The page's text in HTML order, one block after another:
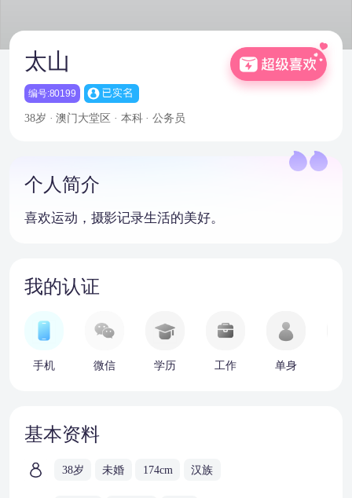
太山
编号:80199
38岁 · 澳门大堂区 · 本科 · 公务员
个人简介
喜欢运动，摄影记录生活的美好。
我的认证
手机 微信 学历 工作 单身
基本资料
38岁 未婚 174cm 汉族